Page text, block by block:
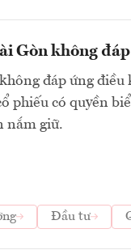
Gòn không
đáp ứng
phiếu có quyền
nắm giữ.
Đầu tư